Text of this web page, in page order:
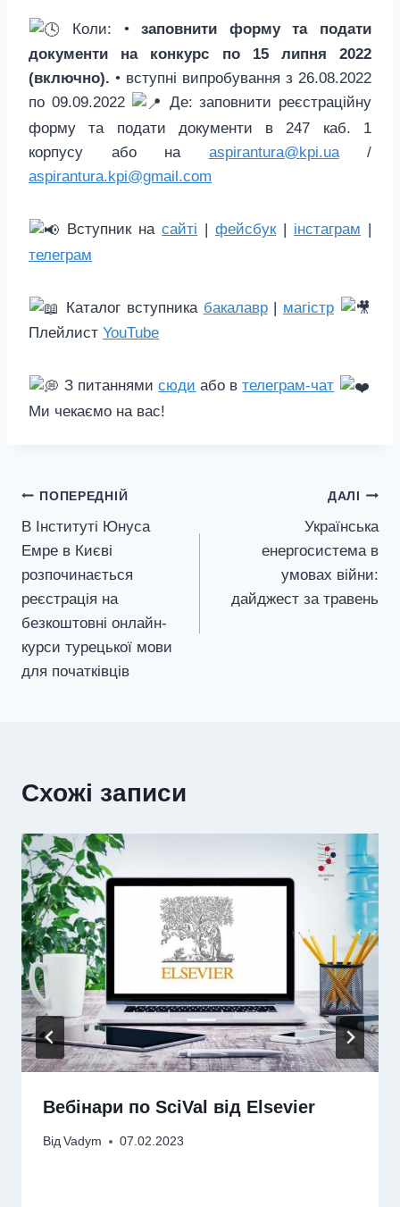
Коли: •заповнити форму та подати
документи на конкурс по 15 липня 2022
(включно). • вступні випробування з 26.08.2022
по 09.09.2022
Де: заповнити реєстраційну
форму та подати документи в 247 каб. 1
корпусу або на aspirantura@kpi.ua/
aspirantura.kpi@gmail.com
Вступник насайті |фейсбук| інстаграм |
телеграм
Каталог вступника бакалавр| магістр
Плейлист YouTube
З питаннямисюди або втелеграм-чат
Ми чекаємо на вас!
Навігація
записів
ПОПЕРЕДНІЙ
В Інституті Юнуса
Емре в Києві
розпочинається
реєстрація на
безкоштовні онлайн-
курси турецької мови
для початківців
ДАЛІ
Українська
енергосистема в
умовах війни:
дайджест за травень
Схожі записи
Вебінари по SciVal від Elsevier
Від Vadym 07.02.2023